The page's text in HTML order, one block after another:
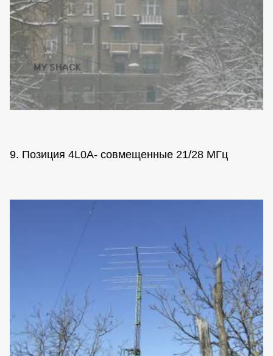
9. Позиция 4L0A- совмещенные 21/28 МГц